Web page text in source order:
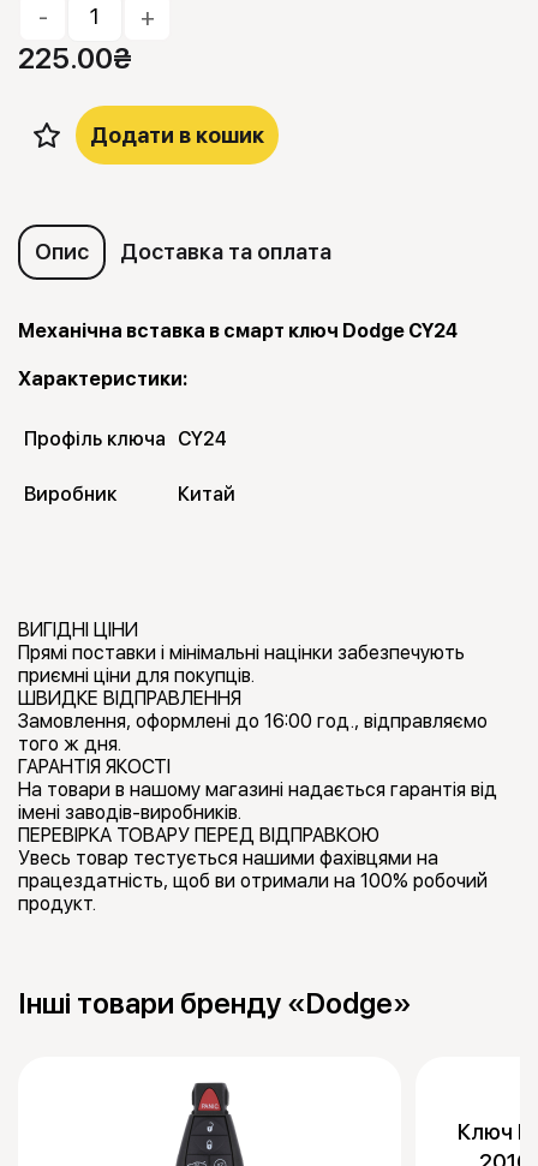
- +
225.00₴
Додати в кошик
Опис Доставка та оплата
Механічна вставка в смарт ключ Dodge CY24
Характеристики:
Профіль ключа CY24
Виробник Китай
ВИГІДНІ ЦІНИ
Прямі поставки і мінімальні націнки забезпечують
приємні ціни для покупців.
ШВИДКЕ ВІДПРАВЛЕННЯ
Замовлення, оформлені до 16:00 год., відправляємо
того ж дня.
ГАРАНТІЯ ЯКОСТІ
На товари в нашому магазині надається гарантія від
імені заводів-виробників.
ПЕРЕВІРКА ТОВАРУ ПЕРЕД ВІДПРАВКОЮ
Увесь товар тестується нашими фахівцями на
працездатність, щоб ви отримали на 100% робочий
продукт.
Інші товари бренду «Dodge»
Ключ